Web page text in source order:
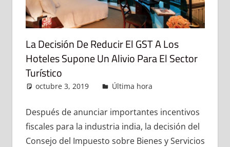
La Decisión De Reducir El GST A Los
Hoteles Supone Un Alivio Para El Sector
Turístico
octubre 3, 2019 admin
Última hora
Después de anunciar importantes incentivos
fiscales para la industria india, la decisión del
Consejo del Impuesto sobre Bienes y Servicios